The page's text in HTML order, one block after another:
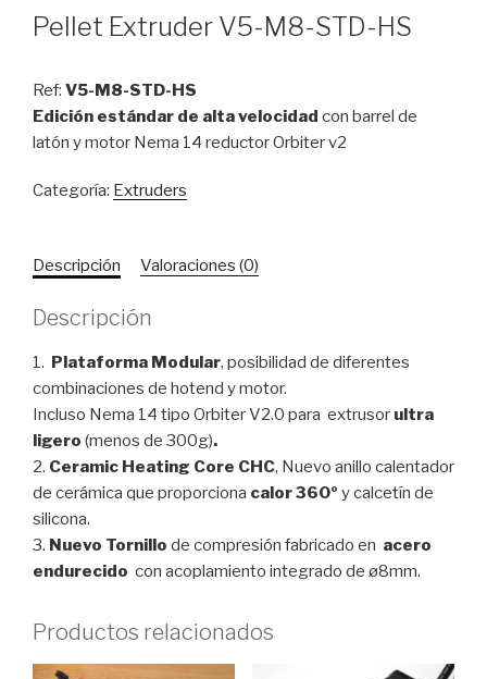
Pellet Extruder V5-M8-STD-HS
Ref: V5-M8-STD-HS
Edición estándar de alta velocidad con barrel de
latón y motor Nema 14 reductor Orbiter v2
Categoría: Extruders
Descripción Valoraciones (0)
Descripción
1. Plataforma Modular, posibilidad de diferentes
combinaciones de hotend y motor.
Incluso Nema 14 tipo Orbiter V2.0 para extrusor ultra
ligero (menos de 300g).
2. Ceramic Heating Core CHC, Nuevo anillo calentador
de cerámica que proporciona calor 360º y calcetín de
silicona.
3. Nuevo Tornillo de compresión fabricado en acero
endurecido con acoplamiento integrado de ø8mm.
Productos relacionados